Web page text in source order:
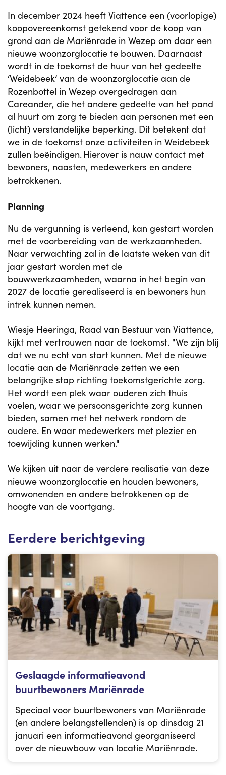
In december 2024 heeft Viattence een (voorlopige)
koopovereenkomst getekend voor de koop van
grond aan de Mariënrade in Wezep om daar een
nieuwe woonzorglocatie te bouwen. Daarnaast
wordt in de toekomst de huur van het gedeelte
‘Weidebeek’ van de woonzorglocatie aan de
Rozenbottel in Wezep overgedragen aan
Careander, die het andere gedeelte van het pand
al huurt om zorg te bieden aan personen met een
(licht) verstandelijke beperking. Dit betekent dat
we in de toekomst onze activiteiten in Weidebeek
zullen beëindigen. Hierover is nauw contact met
bewoners, naasten, medewerkers en andere
betrokkenen.
Planning
Nu de vergunning is verleend, kan gestart worden
met de voorbereiding van de werkzaamheden.
Naar verwachting zal in de laatste weken van dit
jaar gestart worden met de
bouwwerkzaamheden, waarna in het begin van
2027 de locatie gerealiseerd is en bewoners hun
intrek kunnen nemen.
Wiesje Heeringa, Raad van Bestuur van Viattence,
kijkt met vertrouwen naar de toekomst. "We zijn blij
dat we nu echt van start kunnen. Met de nieuwe
locatie aan de Mariënrade zetten we een
belangrijke stap richting toekomstgerichte zorg.
Het wordt een plek waar ouderen zich thuis
voelen, waar we persoonsgerichte zorg kunnen
bieden, samen met het netwerk rondom de
oudere. En waar medewerkers met plezier en
toewijding kunnen werken."
We kijken uit naar de verdere realisatie van deze
nieuwe woonzorglocatie en houden bewoners,
omwonenden en andere betrokkenen op de
hoogte van de voortgang.
Eerdere berichtgeving
Geslaagde informatieavond
buurtbewoners Mariënrade
Speciaal voor buurtbewoners van Mariënrade
(en andere belangstellenden) is op dinsdag 21
januari een informatieavond georganiseerd
over de nieuwbouw van locatie Mariënrade.